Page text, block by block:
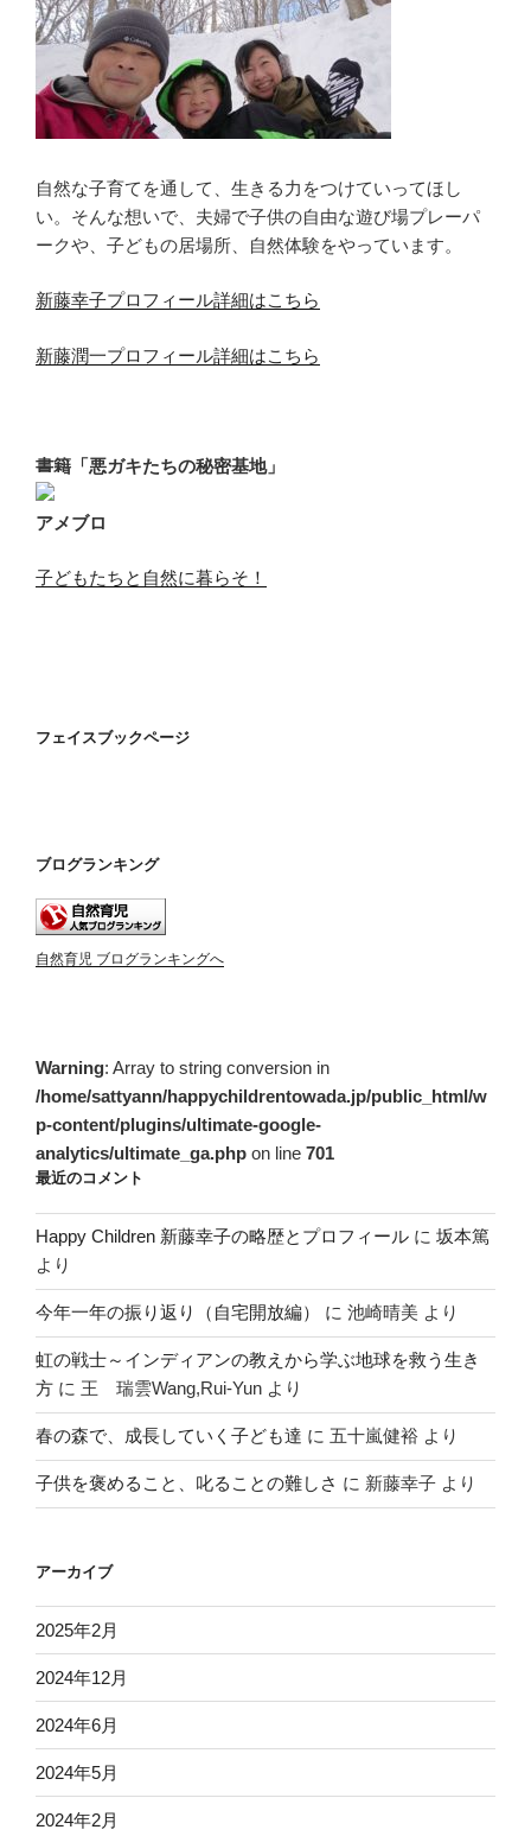
自然な子育てを通して、生きる力をつけていってほし
い。そんな想いで、夫婦で子供の自由な遊び場プレーパ
ークや、子どもの居場所、自然体験をやっています。
新藤幸子プロフィール詳細はこちら
新藤潤一プロフィール詳細はこちら
書籍「悪ガキたちの秘密基地」
アメブロ
子どもたちと自然に暮らそ！
フェイスブックページ
ブログランキング
自然育児 ブログランキングへ
Warning: Array to string conversion in
/home/sattyann/happychildrentowada.jp/public_html/w
p-content/plugins/ultimate-google-
analytics/ultimate_ga.php on line 701
最近のコメント
Happy Children 新藤幸子の略歴とプロフィール に 坂本篤
より
今年一年の振り返り（自宅開放編） に 池崎晴美 より
虹の戦士～インディアンの教えから学ぶ地球を救う生き
方 に 王 瑞雲Wang,Rui-Yun より
春の森で、成長していく子ども達 に 五十嵐健裕 より
子供を褒めること、叱ることの難しさ に 新藤幸子 より
アーカイブ
2025年2月
2024年12月
2024年6月
2024年5月
2024年2月